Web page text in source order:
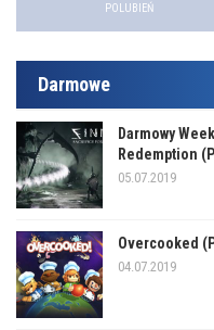
POLUBIEŃ
Darmowe
Darmowy
Redemption
05.07.2019
Overcooked
04.07.2019